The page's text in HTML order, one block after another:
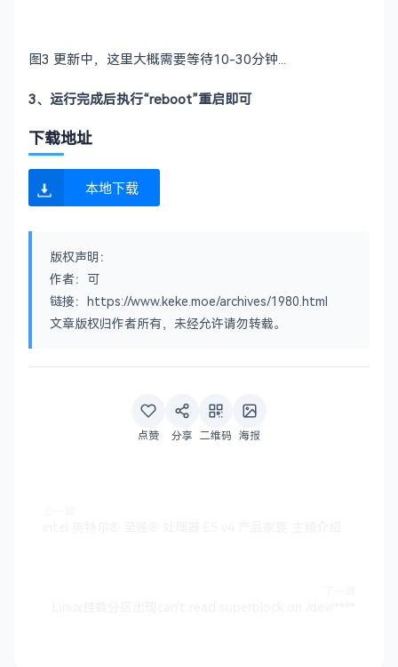
图3 更新中，这里大概需要等待10-30分钟...
3、运行完成后执行“reboot”重启即可
下载地址
本地下载
版权声明：
作者：可
链接：https://www.keke.moe/archives/1980.html
文章版权归作者所有，未经允许请勿转载。
点赞 分享 二维码 海报